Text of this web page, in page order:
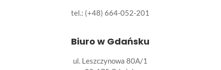
tel.: (+48) 664-052-201
Biuro w Gdańsku
ul. Leszczynowa 80A/1